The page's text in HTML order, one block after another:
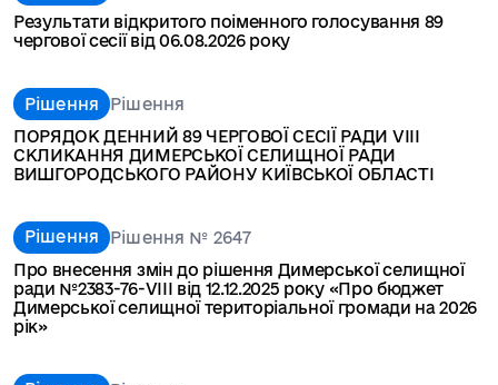
Результати відкритого поіменного голосування 89
чергової сесії від 06.08.2026 року
Рішення
Рішення
ПОРЯДОК ДЕННИЙ 89 ЧЕРГОВОЇ СЕСІЇ РАДИ VIII
СКЛИКАННЯ ДИМЕРСЬКОЇ СЕЛИЩНОЇ РАДИ
ВИШГОРОДСЬКОГО РАЙОНУ КИЇВСЬКОЇ ОБЛАСТІ
Рішення
Рішення № 2647
Про внесення змін до рішення Димерської селищної
ради №2383-76-VІІІ від 12.12.2025 року «Про бюджет
Димерської селищної територіальної громади на 2026
рік»